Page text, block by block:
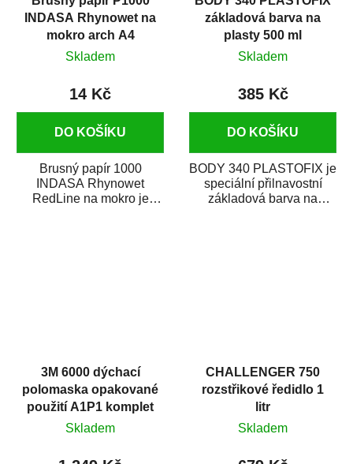
INDASA Rhynowet na
mokro arch A4
Skladem
14 Kč
DO KOŠÍKU
Brusný papír 1000
INDASA Rhynowet
RedLine na mokro je
základová barva na
plasty 500 ml
Skladem
385 Kč
DO KOŠÍKU
BODY 340 PLASTOFIX je
speciální přilnavostní
základová barva na
3M 6000 dýchací
polomaska opakované
použití A1P1 komplet
Skladem
CHALLENGER 750
rozstřikové ředidlo 1
litr
Skladem